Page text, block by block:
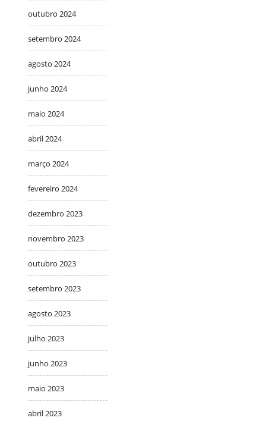
outubro 2024
setembro 2024
agosto 2024
junho 2024
maio 2024
abril 2024
março 2024
fevereiro 2024
dezembro 2023
novembro 2023
outubro 2023
setembro 2023
agosto 2023
julho 2023
junho 2023
maio 2023
abril 2023